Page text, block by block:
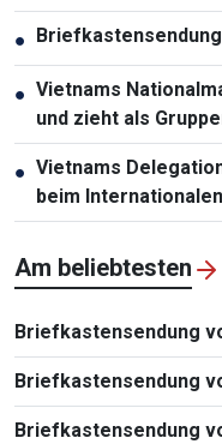
●
● Vietnams
und zieht als
● Vietnams
beim
Am beliebtesten
Briefkastensendung
Briefkastensendung
Briefkastensendung